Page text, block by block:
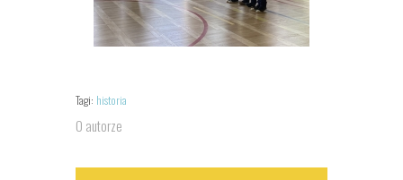
Tagi: historia
O autorze